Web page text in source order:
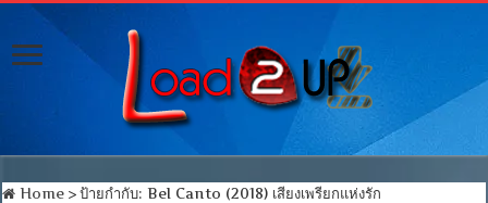
Home > ป้ายกำกับ:Bel Canto (2018) เสียงเพรียกแห่งรัก